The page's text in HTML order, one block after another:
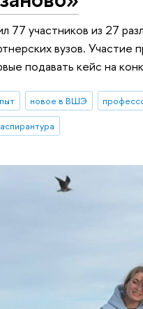
77 участников из 27
вузов. Участие
подавать кейс на
новое в ВШЭ
аспирантура